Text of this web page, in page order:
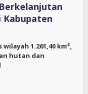
Kabupaten
1.261,40 km²,
hutan dan